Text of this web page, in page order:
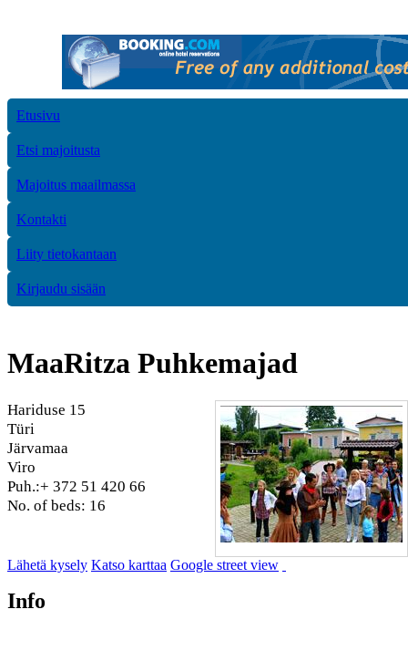
Etusivu
Etsi majoitusta
Majoitus maailmassa
Kontakti
Liity tietokantaan
Kirjaudu sisään
MaaRitza Puhkemajad
Hariduse 15
Türi
Järvamaa
Viro
Puh.:+ 372 51 420 66
No. of beds: 16
Lähetä kysely Katso karttaa Google street view
Info